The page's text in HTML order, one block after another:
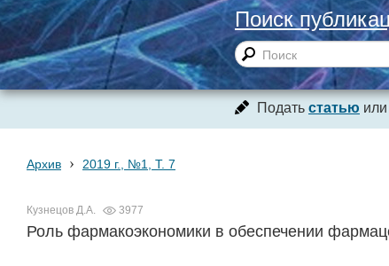
Поиск
Подать статью или
Архив › 2019 г., №1, Т. 7
Кузнецов Д.А. 3977
Роль фармакоэкономики в обеспечении